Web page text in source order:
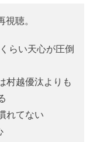
聴。
らい天心が圧倒
村越優汰よりも
れてない